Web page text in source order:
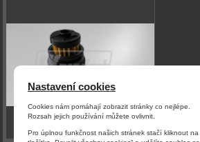
Nastavení cookies
Cookies nám pomáhají zobrazit stránky co nejlépe.
Rozsah jejich používání můžete ovlivnit.
Pro úplnou funkčnost našich stránek stačí kliknout na